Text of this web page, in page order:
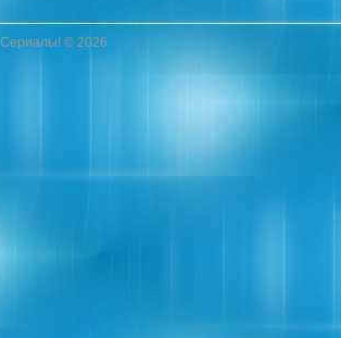
© 2026